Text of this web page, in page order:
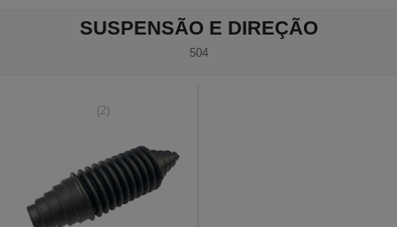
SUSPENSÃO E DIREÇÃO
504
(2)